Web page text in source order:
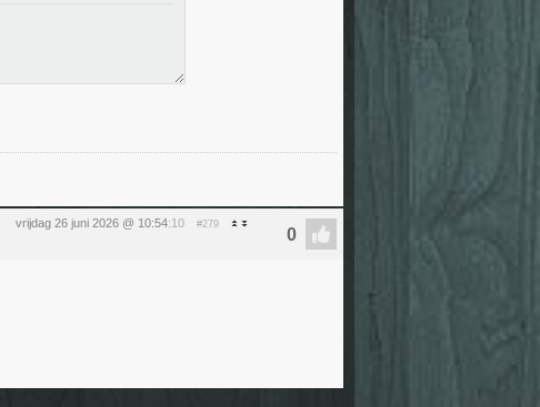
vrijdag 26 juni 2026 @ 10:54:10 #279